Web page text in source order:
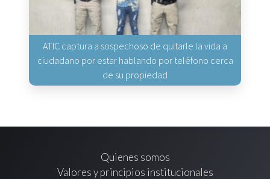
ATIC captura a sospechoso de quitarle la vida a
ciudadano por estar hablando por teléfono cerca
de su propiedad
Quienes somos
Valores y principios institucionales